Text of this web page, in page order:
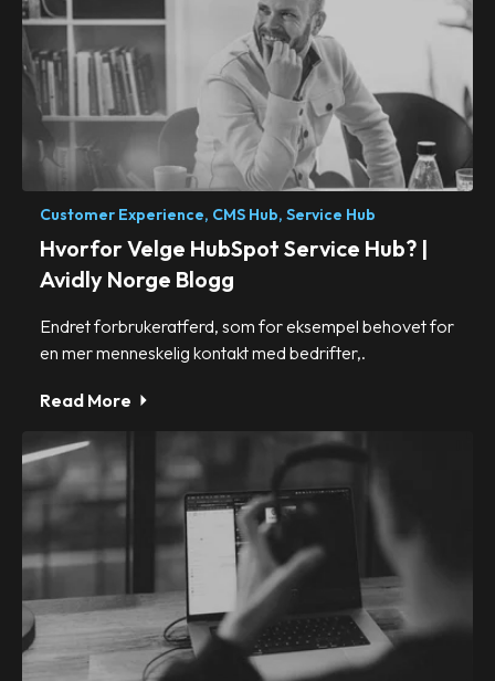
Customer Experience, CMS Hub, Service Hub
Hvorfor Velge HubSpot Service Hub? |
Avidly Norge Blogg
Endret forbrukeratferd, som for eksempel behovet for
en mer menneskelig kontakt med bedrifter,.
Read More